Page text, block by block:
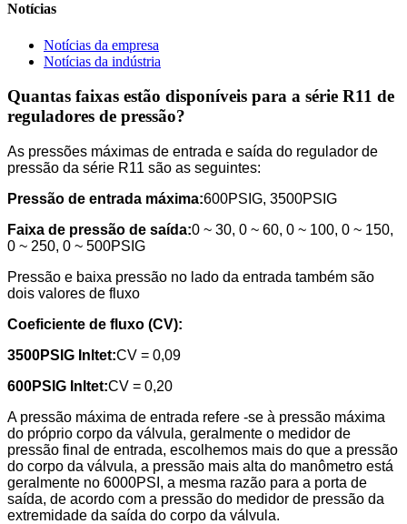
Notícias
Notícias da empresa
Notícias da indústria
Quantas faixas estão disponíveis para a série R11 de
reguladores de pressão?
As pressões máximas de entrada e saída do regulador de
pressão da série R11 são as seguintes:
Pressão de entrada máxima:600PSIG, 3500PSIG
Faixa de pressão de saída:0 ~ 30, 0 ~ 60, 0 ~ 100, 0 ~ 150,
0 ~ 250, 0 ~ 500PSIG
Pressão e baixa pressão no lado da entrada também são
dois valores de fluxo
Coeficiente de fluxo (CV):
3500PSIG Inltet:CV = 0,09
600PSIG Inltet:CV = 0,20
A pressão máxima de entrada refere -se à pressão máxima
do próprio corpo da válvula, geralmente o medidor de
pressão final de entrada, escolhemos mais do que a pressão
do corpo da válvula, a pressão mais alta do manômetro está
geralmente no 6000PSI, a mesma razão para a porta de
saída, de acordo com a pressão do medidor de pressão da
extremidade da saída do corpo da válvula.